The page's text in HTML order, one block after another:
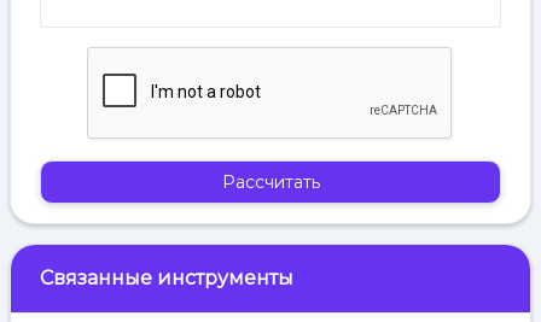
Рассчитать
Связанные инструменты